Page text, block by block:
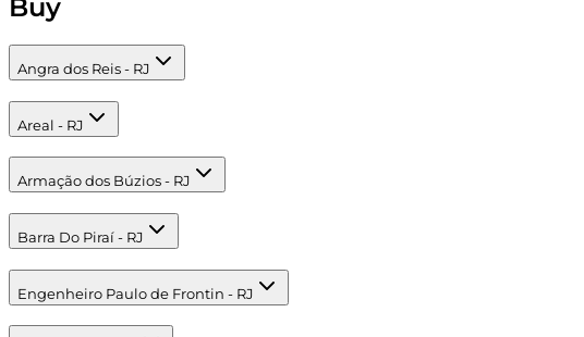
Buy
Angra dos Reis - RJ
Areal - RJ
Armação dos Búzios - RJ
Barra Do Piraí - RJ
Engenheiro Paulo de Frontin - RJ